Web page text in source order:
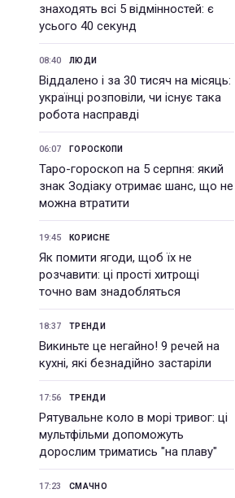
знаходять всі 5 відмінностей: є
усього 40 секунд
08:40 ЛЮДИ
Віддалено і за 30 тисяч на місяць:
українці розповіли, чи існує така
робота насправді
06:07 ГОРОСКОПИ
Таро-гороскоп на 5 серпня: який
знак Зодіаку отримає шанс, що не
можна втратити
19:45 КОРИСНЕ
Як помити ягоди, щоб їх не
розчавити: ці прості хитрощі
точно вам знадобляться
18:37 ТРЕНДИ
Викиньте це негайно! 9 речей на
кухні, які безнадійно застаріли
17:56 ТРЕНДИ
Рятувальне коло в морі тривог: ці
мультфільми допоможуть
дорослим триматись "на плаву"
17:23 СМАЧНО